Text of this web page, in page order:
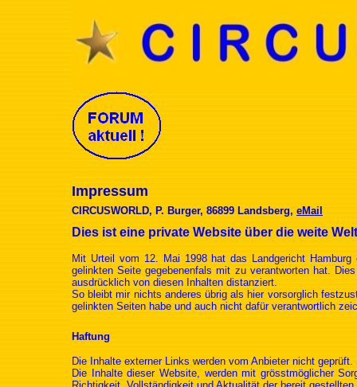
Impressum
CIRCUSWORLD, P. Burger, 86899 Landsberg, eMail
Dies ist eine private Website über die weite
Mit Urteil vom 12. Mai 1998 hat das Landgericht
gelinkten Seite gegebenenfals mit zu verantworten hat.
ausdrücklich von diesen Inhalten distanziert.
So bleibt mir nichts anderes übrig als hier vorsorglich
gelinkten Seiten habe und auch nicht dafür verantwortlich
Haftung
Die Inhalte externer Links werden vom Anbieter nicht
Die Inhalte dieser Website, werden mit grösstmöglicher